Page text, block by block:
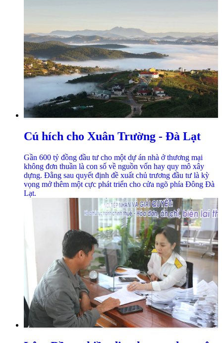
Cú hích cho Xuân Trường - Đà Lạt
Gần 600 tỷ đồng đầu tư cho một dự án nhà ở thương mại
không đơn thuần là con số về nguồn vốn hay quy mô xây
dựng. Đằng sau quyết định đề xuất chủ trương đầu tư là kỳ
vọng mở thêm một cực phát triển cho cửa ngõ phía Đông Đà
Lạt.